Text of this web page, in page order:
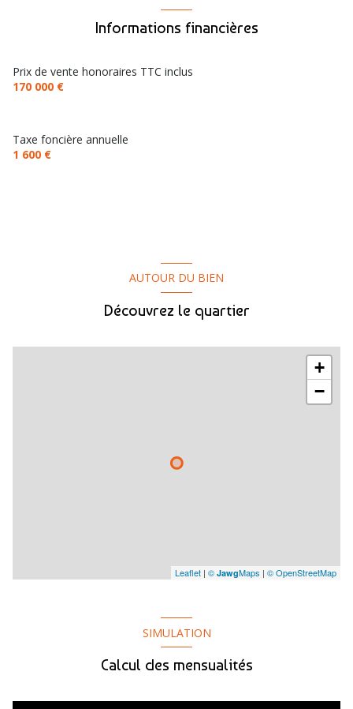
Informations financières
Prix de vente honoraires TTC inclus
170 000 €
Taxe foncière annuelle
1 600 €
AUTOUR DU BIEN
Découvrez le quartier
+
−
Leaflet | © JawgMaps | © OpenStreetMap
SIMULATION
Calcul des mensualités